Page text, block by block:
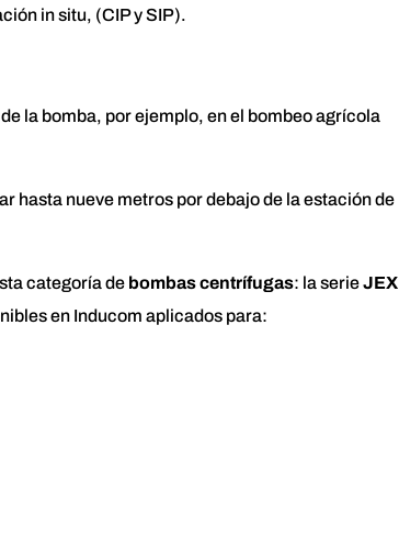
in situ, (CIP y SIP).
la bomba, por ejemplo, en el bombeo agrícola
hasta nueve metros por debajo de la estación de
categoría de bombas centrífugas: la serieJEX
en Inducom aplicados para: